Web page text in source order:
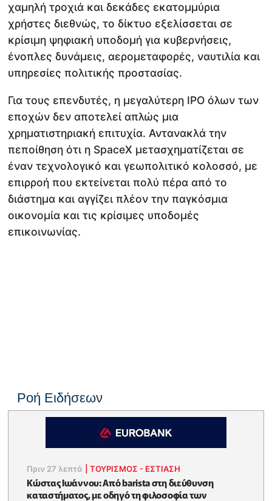
χαμηλή τροχιά και δεκάδες εκατομμύρια
χρήστες διεθνώς, το δίκτυο εξελίσσεται σε
κρίσιμη ψηφιακή υποδομή για κυβερνήσεις,
ένοπλες δυνάμεις, αερομεταφορές, ναυτιλία και
υπηρεσίες πολιτικής προστασίας.
Για τους επενδυτές, η μεγαλύτερη IPO όλων των
εποχών δεν αποτελεί απλώς μια
χρηματιστηριακή επιτυχία. Αντανακλά την
πεποίθηση ότι η SpaceX μετασχηματίζεται σε
έναν τεχνολογικό και γεωπολιτικό κολοσσό, με
επιρροή που εκτείνεται πολύ πέρα από το
διάστημα και αγγίζει πλέον την παγκόσμια
οικονομία και τις κρίσιμες υποδομές
επικοινωνίας.
Ροή Ειδήσεων
Πριν 27 λεπτά |ΤΟΥΡΙΣΜΟΣ - ΕΣΤΙΑΣΗ
Κώστας Ιωάννου: Από barista στη διεύθυνση
καταστήματος, με οδηγό τη φιλοσοφία των